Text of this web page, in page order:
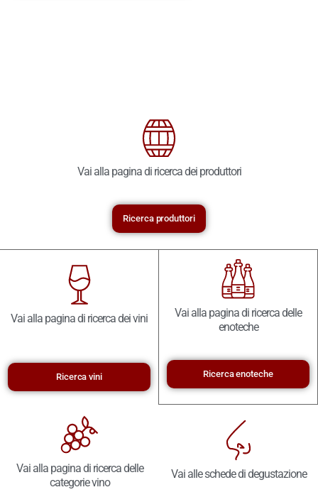
Vai alla pagina di ricerca dei produttori
Ricerca produttori
Vai alla pagina di ricerca dei vini
Ricerca vini
Vai alla pagina di ricerca delle
enoteche
Ricerca enoteche
Vai alla pagina di ricerca delle
categorie vino
Vai alle schede di degustazione